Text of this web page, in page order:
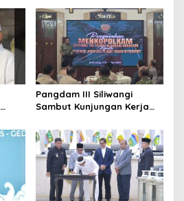
Pangdam III Siliwangi
Sambut Kunjungan Kerja
Perhatian Pemerintah